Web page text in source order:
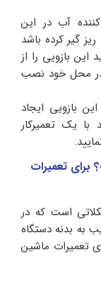
آب در این
گیر کرده باشد
بازویی را از
محل خود نصب
بازویی ایجاد
یک تعمیرکار
تعمیرات
است که در
بدنه دستگاه
تعمیرات ماشین